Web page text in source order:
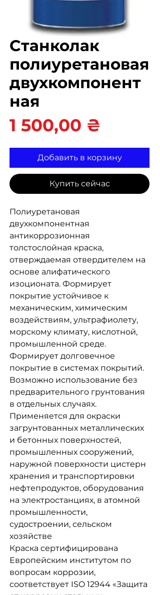
Станколак
полиуретановая
двухкомпонент
ная
1 500,00 ₴
Добавить в корзину
Купить сейчас
Полиуретановая
двухкомпонентная
антикоррозионная
толстослойная краска,
отверждаемая отвердителем на
основе алифатического
изоционата. Формирует
покрытие устойчивое к
механическим, химическим
воздействиям, ультрафиолету,
морскому климату, кислотной,
промышленной среде.
Формирует долговечное
покрытие в системах покрытий.
Возможно использование без
предварительного грунтования
в отдельных случаях.
Применяется для окраски
загрунтованных металлических
и бетонных поверхностей,
промышленных сооружений,
наружной поверхности цистерн
хранения и транспортировки
нефтепродуктов, оборудования
на электростанциях, в атомной
промышленности,
судостроении, сельском
хозяйстве
Краска сертифицирована
Европейским институтом по
вопросам коррозии,
соответствует ISO 12944 «Защита